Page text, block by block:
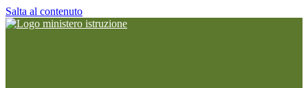
Salta al contenuto